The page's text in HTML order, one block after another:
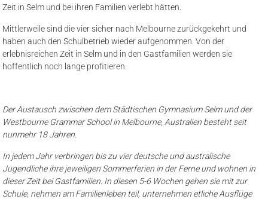
Zeit in Selm und bei ihren Familien verlebt hätten.
Mittlerweile sind die vier sicher nach Melbourne zurückgekehrt und
haben auch den Schulbetrieb wieder aufgenommen. Von der
erlebnisreichen Zeit in Selm und in den Gastfamilien werden sie
hoffentlich noch lange profitieren.
Der Austausch zwischen dem Städtischen Gymnasium Selm und der
Westbourne Grammar School in Melbourne, Australien besteht seit
nunmehr 18 Jahren.
In jedem Jahr verbringen bis zu vier deutsche und australische
Jugendliche ihre jeweiligen Sommerferien in der Ferne und wohnen in
dieser Zeit bei Gastfamilien. In diesen 5-6 Wochen gehen sie mit zur
Schule, nehmen am Familienleben teil, unternehmen etliche Ausflüge